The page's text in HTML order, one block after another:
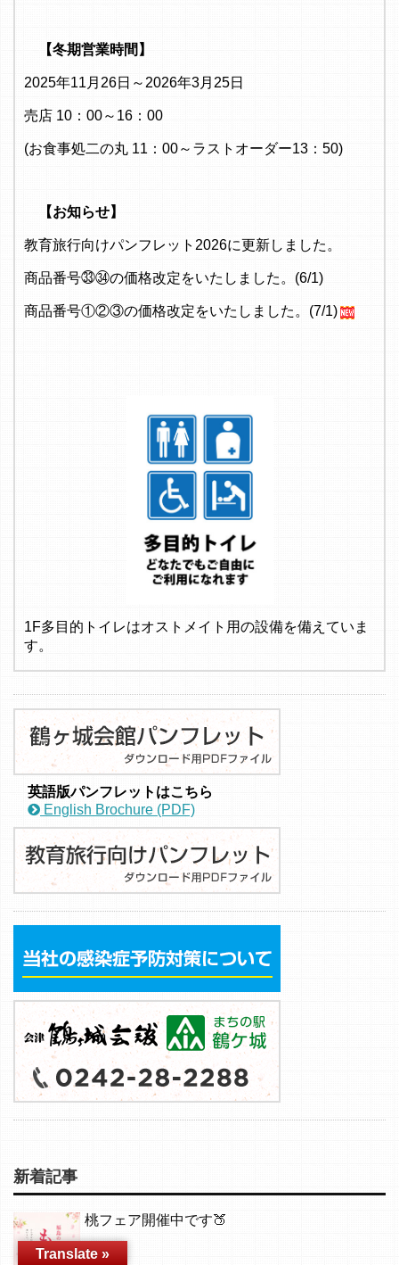
【冬期営業時間】
2025年11月26日～2026年3月25日
売店 10：00～16：00
(お食事処二の丸 11：00～ラストオーダー13：50)
【お知らせ】
教育旅行向けパンフレット2026に更新しました。
商品番号㉝㉞の価格改定をいたしました。(6/1)
商品番号①②③の価格改定をいたしました。(7/1)
1F多目的トイレはオストメイト用の設備を備えていま
す。
英語版パンフレットはこちら
English Brochure (PDF)
新着記事
桃フェア開催中です🍑
Translate »